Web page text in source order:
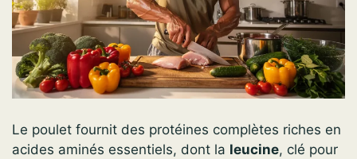
Le poulet fournit des protéines complètes riches en
acides aminés essentiels, dont la leucine, clé pour